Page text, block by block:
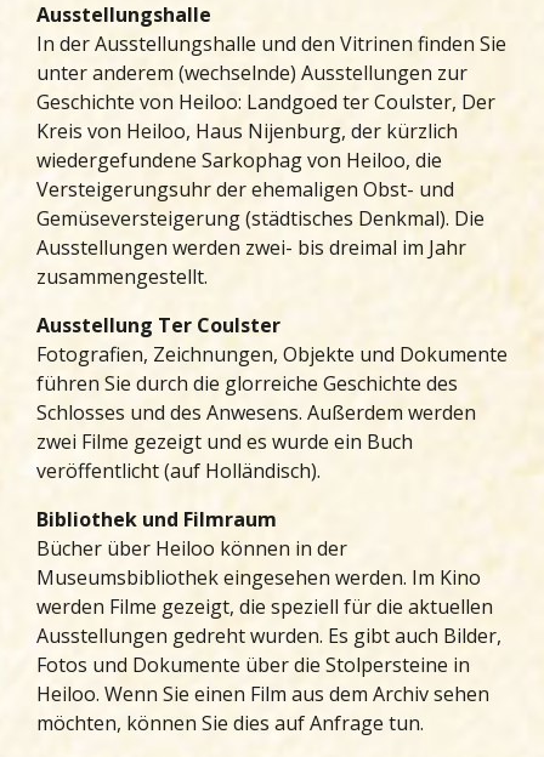
Ausstellungshalle
In der Ausstellungshalle und den Vitrinen finden Sie
unter anderem (wechselnde) Ausstellungen zur
Geschichte von Heiloo: Landgoed ter Coulster, Der
Kreis von Heiloo, Haus Nijenburg, der kürzlich
wiedergefundene Sarkophag von Heiloo, die
Versteigerungsuhr der ehemaligen Obst- und
Gemüseversteigerung (städtisches Denkmal). Die
Ausstellungen werden zwei- bis dreimal im Jahr
zusammengestellt.
Ausstellung Ter Coulster
Fotografien, Zeichnungen, Objekte und Dokumente
führen Sie durch die glorreiche Geschichte des
Schlosses und des Anwesens. Außerdem werden
zwei Filme gezeigt und es wurde ein Buch
veröffentlicht (auf Holländisch).
Bibliothek und Filmraum
Bücher über Heiloo können in der
Museumsbibliothek eingesehen werden. Im Kino
werden Filme gezeigt, die speziell für die aktuellen
Ausstellungen gedreht wurden. Es gibt auch Bilder,
Fotos und Dokumente über die Stolpersteine in
Heiloo. Wenn Sie einen Film aus dem Archiv sehen
möchten, können Sie dies auf Anfrage tun.